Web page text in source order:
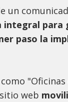
un
para
paso la
web